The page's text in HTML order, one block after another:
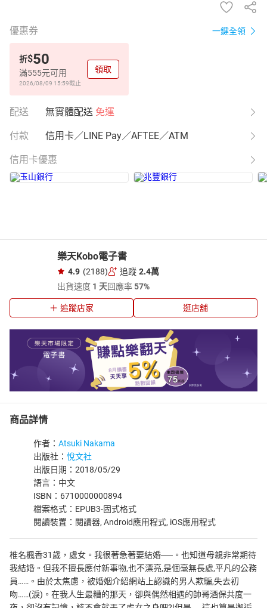
優惠券 一鍵全領
折$50
滿555元可用
2026/08/09 15:59截止
領取
配送 無實體配送 免運
付款 信用卡／LINE Pay／AFTEE／ATM
信用卡優惠
樂天Kobo電子書
4.9 (2188) 追蹤 2.4萬
出貨速度 1 天回應率57%
追蹤店家 逛店舖
商品詳情
作者： Atsuki Nakama
出版社： 悅文社
出版日期：2018/05/29
語言：中文
ISBN：6710000000894
檔案格式：EPUB3-固式格式
閱讀裝置：閱讀器, Android應用程式, iOS應用程式
椎名楓香31歲，處女。我很著急著要結婚──。也知道母親非常期待
我結婚。但我不擅長應付新事物,也不漂亮,是個毫無長處,平凡的公務
員……。由於太焦慮，被婚姻介紹網站上認識的男人欺騙,失去初
吻……(淚)。在我人生最糟的那天，卻與偶然相遇的帥哥酒保共度一